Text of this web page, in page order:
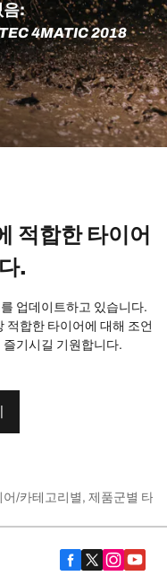
음:
4MATIC 2018
적합한 타이어
.
업데이트하고 있습니다.
적합한 타이어에 대해 조언
기시길 기원합니다.
카테고리별, 제품군별 타